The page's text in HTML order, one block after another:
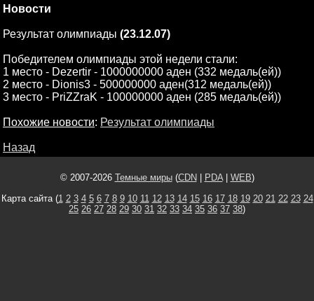
Новости
Результат олимпиады (23.12.07)
Победителем олимпиады этой недели стали:
1 место - Dezertir - 1000000000 аден (332 медаль(ей))
2 место - Dionis3 - 500000000 аден(312 медаль(ей))
3 место - PriZZraK - 100000000 аден (285 медаль(ей))
Похожие новости: Результат олимпиады
Назад
© 2007-2026 Темные миры(CDN PDA| WEB)
Карта сайта (1 2 3 4 5 6 7 8 9 10 11 12 13 14 15 16 17 18 19 20 21 22 23 24
25 26 27 28 29 30 31 32 33 34 35 36 37 38)